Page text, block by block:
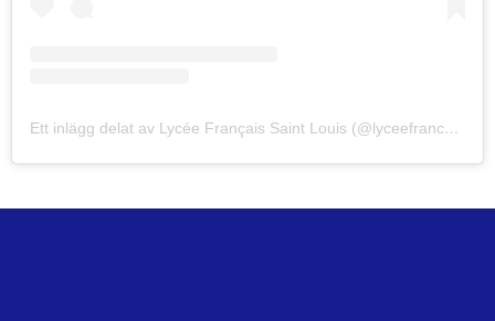
Ett inlägg delat av Lycée Français Saint Louis (@lyceefrancaisstockholm)